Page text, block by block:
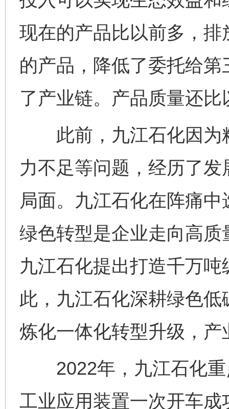
现在的产品比以前多，
的产品，降低了委托给
了产业链。产品质量还
此前，九江石化因为
力不足等问题，经历了发
局面。九江石化在阵痛
绿色转型是企业走向高
九江石化提出打造千万
此，九江石化深耕绿色
炼化一体化转型升级，
2022年，九江石化重
工业应用装置一次开车